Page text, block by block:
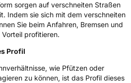
sorgen auf verschneiten Straßen
Indem sie sich mit dem verschneiten
Sie beim Anfahren, Bremsen und
profitieren.
Profil
wie Pfützen oder
zu können, ist das Profil dieses